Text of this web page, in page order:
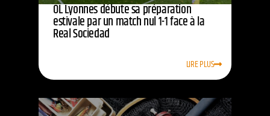
OL Lyonnes débute sa préparation
estivale par un match nul 1-1 face à la
Real Sociedad
LIRE PLUS